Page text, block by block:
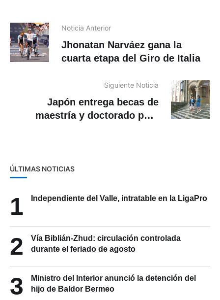
Noticia Anterior
Jhonatan Narváez gana la
cuarta etapa del Giro de Italia
Siguiente Noticia
Japón entrega becas de
maestría y doctorado para
ÚLTIMAS NOTICIAS
1 Independiente del Valle, intratable en la LigaPro
2
Vía Biblián-Zhud: circulación controlada
durante el feriado de agosto
3
Ministro del Interior anunció la detención del
hijo de Baldor Bermeo